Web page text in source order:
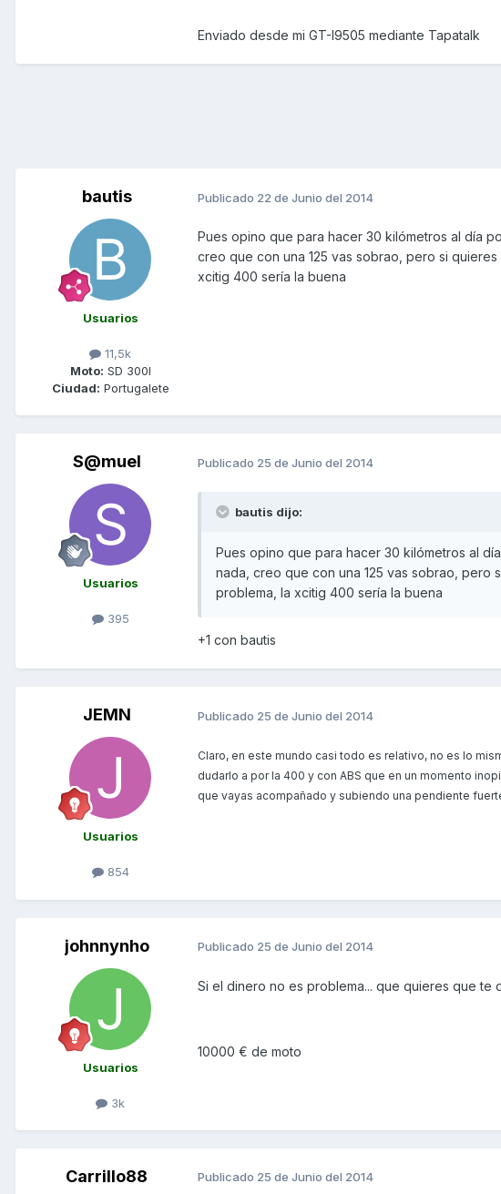
Enviado desde mi GT-I9505 mediante Tapatalk
bautis
Usuarios
11,5k
Moto: SD 300I
Ciudad: Portugalete
Publicado 22 de Junio del 2014
Pues opino que para hacer 30 kilómetros al día
creo que con una 125 vas sobrao, pero si
xcitig 400 sería la buena
S@muel
Usuarios
395
Publicado 25 de Junio del 2014
bautis dijo:
Pues opino que para hacer 30 kilómetros al
nada, creo que con una 125 vas sobrao, pero
problema, la xcitig 400 sería la buena
+1 con bautis
JEMN
Usuarios
854
Publicado 25 de Junio del 2014
Claro, en este mundo casi todo es relativo, no es lo
dudarlo a por la 400 y con ABS que en un momento
que vayas acompañado y subiendo una pendiente
johnnynho
Usuarios
3k
Publicado 25 de Junio del 2014
Si el dinero no es problema... que quieres que te
10000 € de moto
Carrillo88 Publicado 25 de Junio del 2014